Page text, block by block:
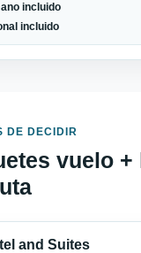
incluido
incluido
DE DECIDIR
vuelo +
and Suites